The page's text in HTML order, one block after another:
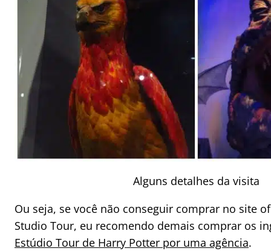
Alguns detalhes da visita
Ou seja, se você não conseguir comprar no site
Studio Tour, eu recomendo demais comprar os
Estúdio Tour de Harry Potter por uma agência.